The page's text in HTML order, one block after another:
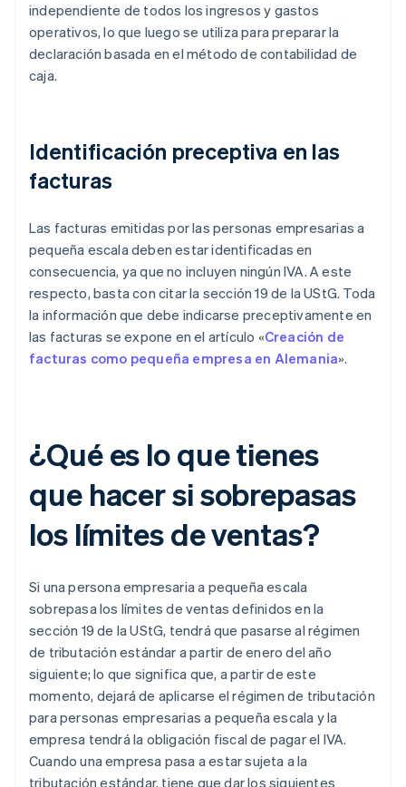
independiente de todos los ingresos y gastos
operativos, lo que luego se utiliza para preparar la
declaración basada en el método de contabilidad de
caja.
Identificación preceptiva en las
facturas
Las facturas emitidas por las personas empresarias a
pequeña escala deben estar identificadas en
consecuencia, ya que no incluyen ningún IVA. A este
respecto, basta con citar la sección 19 de la UStG. Toda
la información que debe indicarse preceptivamente en
las facturas se expone en el artículo «Creación de
facturas como pequeña empresa en Alemania».
¿Qué es lo que tienes
que hacer si sobrepasas
los límites de ventas?
Si una persona empresaria a pequeña escala
sobrepasa los límites de ventas definidos en la
sección 19 de la UStG, tendrá que pasarse al régimen
de tributación estándar a partir de enero del año
siguiente; lo que significa que, a partir de este
momento, dejará de aplicarse el régimen de tributación
para personas empresarias a pequeña escala y la
empresa tendrá la obligación fiscal de pagar el IVA.
Cuando una empresa pasa a estar sujeta a la
tributación estándar, tiene que dar los siguientes